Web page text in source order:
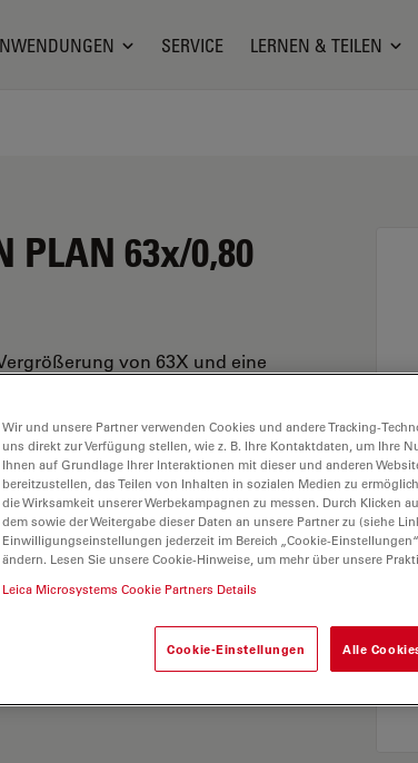
SERVICE LERNEN & TEILEN
63x/0,80
von 63X und eine
mit einem M25
und Sehfeld FN
Lösung. Erkunden Sie
, vergleichen Sie Alternativen
Lösung für Ihre
Wir und unsere Partner verwenden Cookies und andere Tracking-
uns direkt zur Verfügung stellen, wie z. B. Ihre Kontaktdaten, um Ihre
Ihnen auf Grundlage Ihrer Interaktionen mit dieser und anderen
bereitzustellen, das Teilen von Inhalten in sozialen Medien zu
die Wirksamkeit unserer Werbekampagnen zu messen. Durch Klicken
dem sowie der Weitergabe dieser Daten an unsere Partner zu (siehe
Einwilligungseinstellungen jederzeit im Bereich „Cookie-
ändern. Lesen Sie unsere Cookie-Hinweise, um mehr über unsere
Leica Microsystems Cookie Partners Details
Cookie-Einstellungen Alle